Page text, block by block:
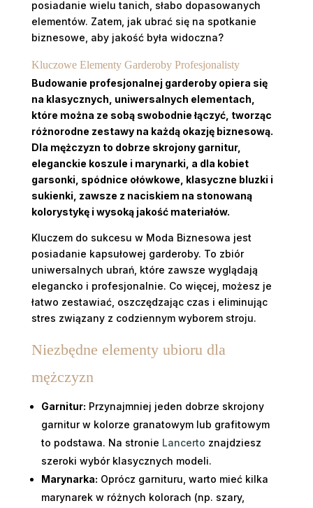
posiadanie wielu tanich, słabo dopasowanych
elementów. Zatem, jak ubrać się na spotkanie
biznesowe, aby jakość była widoczna?
Kluczowe Elementy Garderoby Profesjonalisty
Budowanie profesjonalnej garderoby opiera się
na klasycznych, uniwersalnych elementach,
które można ze sobą swobodnie łączyć, tworząc
różnorodne zestawy na każdą okazję biznesową.
Dla mężczyzn to dobrze skrojony garnitur,
eleganckie koszule i marynarki, a dla kobiet
garsonki, spódnice ołówkowe, klasyczne bluzki i
sukienki, zawsze z naciskiem na stonowaną
kolorystykę i wysoką jakość materiałów.
Kluczem do sukcesu w Moda Biznesowa jest
posiadanie kapsułowej garderoby. To zbiór
uniwersalnych ubrań, które zawsze wyglądają
elegancko i profesjonalnie. Co więcej, możesz je
łatwo zestawiać, oszczędzając czas i eliminując
stres związany z codziennym wyborem stroju.
Niezbędne elementy ubioru dla
mężczyzn
Garnitur: Przynajmniej jeden dobrze skrojony
garnitur w kolorze granatowym lub grafitowym
to podstawa. Na stronie Lancerto znajdziesz
szeroki wybór klasycznych modeli.
Marynarka: Oprócz garnituru, warto mieć kilka
marynarek w różnych kolorach (np. szary,